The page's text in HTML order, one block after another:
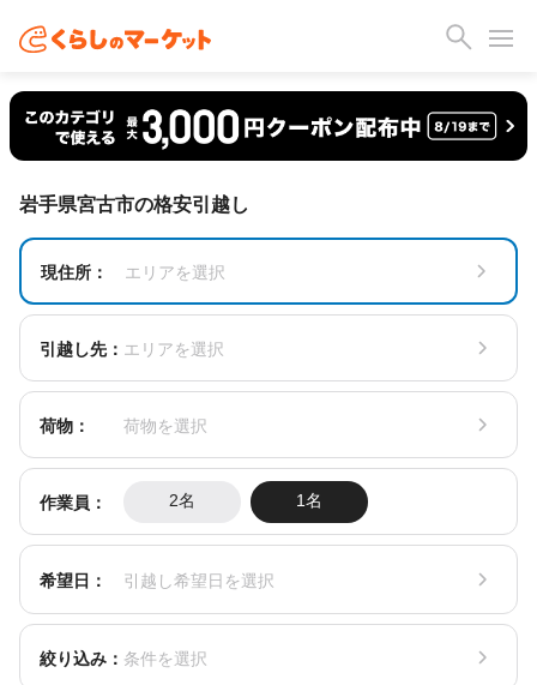
岩手県宮古市の格安引越し
現住所： エリアを選択
引越し先： エリアを選択
荷物： 荷物を選択
作業員： 2名 1名
希望日： 引越し希望日を選択
絞り込み： 条件を選択